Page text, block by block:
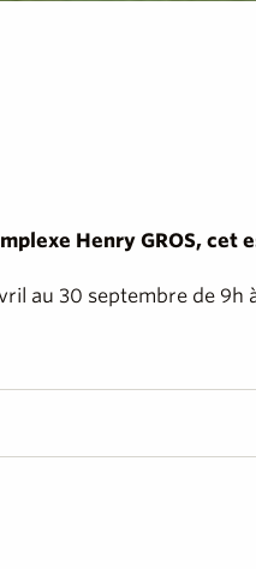
Henry GROS,
au 30 septembre de 9h